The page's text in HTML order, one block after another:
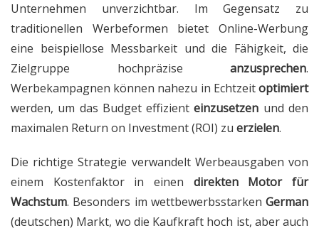
Unternehmen unverzichtbar. Im Gegensatz zu
traditionellen Werbeformen bietet Online-Werbung
eine beispiellose Messbarkeit und die Fähigkeit, die
Zielgruppe hochpräzise anzusprechen.
Werbekampagnen können nahezu in Echtzeitoptimiert
werden, um das Budget effizienteinzusetzen und den
maximalen Return on Investment (ROI) zu erzielen.
Die richtige Strategie verwandelt Werbeausgaben von
einem Kostenfaktor in einen direkten Motor für
Wachstum. Besonders im wettbewerbsstarken German
(deutschen) Markt, wo die Kaufkraft hoch ist, aber auch